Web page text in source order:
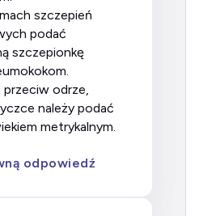
podać
szczepionkę
należy podać
metrykalnym.
odpowiedź